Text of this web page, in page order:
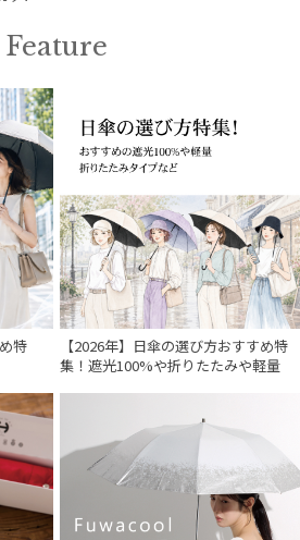
Feature
特
【2026年】日傘の選び方おすすめ特
集！遮光100%や折りたたみや軽量